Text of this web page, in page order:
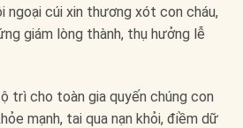
ngoại cúi xin thương xót con cháu,
giám lòng thành, thụ hưởng lễ
trì cho toàn gia quyến chúng con
mạnh, tai qua nạn khỏi, điềm dữ